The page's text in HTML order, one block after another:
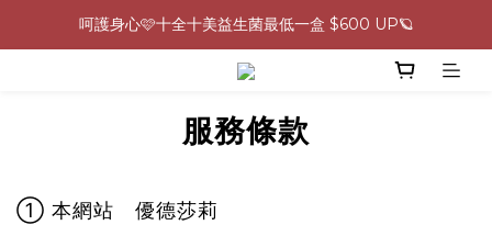
0805-0808指定商品滿$2000結帳88折💖
呵護身心🩷十全十美益生菌最低一盒 $600 UP🪐
生理期救星！暖宮調理組限時優惠✨
0805-0808指定商品滿$2000結帳88折💖
服務條款
① 本網站 優德莎莉